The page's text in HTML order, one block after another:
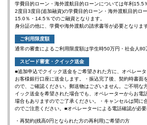
学費目的ローン・海外渡航目的ローンについては年利15.5
2度目3度目(追加融資)の学費目的ローン・海外渡航目的ロ
15.0％・14.5％でのご融資となります。
身分証の他に、学費や海外渡航の請求書等が必要となります
ご利用限度額
通常の審査によるご利用限度額は学生時50万円・社会人 80
スピード審査・クイック送金
■追加申込でクイック送金をご希望された方に、オペレー
お客様銀行口座に送金します。・振込完了後、契約時書面
ので、ご確認ください。郵送物はございません。ご不明な
イック送金を希望された場合でも、オペレーターからお電
場合もありますのでご了承ください。・キャンセルは間に
のでご注意ください。■オペレーターによる電話確認が必要
・再契約(残高0円となられた方の再利用)ご希望の方